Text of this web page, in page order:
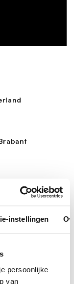
instellingen
persoonlijke
van